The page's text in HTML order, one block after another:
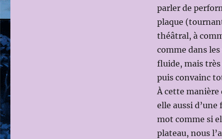
parler de
plaque
théâtral, à
comme dans
fluide, mais
puis convainc
À cette manière
elle aussi
mot comme si
plateau, nous